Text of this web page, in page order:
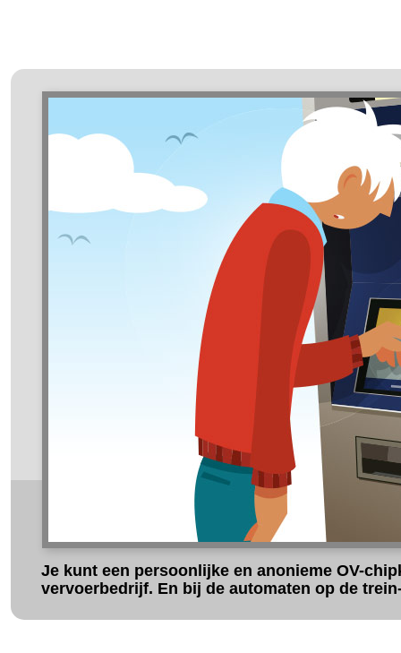
Je kunt een persoonlijke en anonieme OV-
vervoerbedrijf. En bij de automaten op de